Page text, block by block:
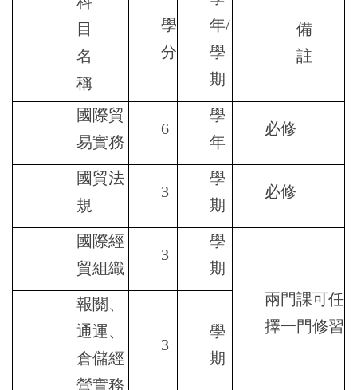
目
名
稱
學
分
年/
學
期
備
註
國際貿
易實務
6
學
年
必修
國貿法
規
3
學
期
必修
國際經
貿組織
3
學
期
兩門課可任
擇一門修習
報關、
通運、
倉儲經
營實務
3
學
期